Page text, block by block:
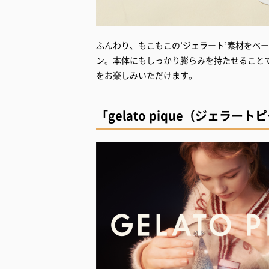
ふんわり、もこもこの’ジェラート’素材を
ン。本体にもしっかり膨らみを持たせるこ
をお楽しみいただけます。
「gelato pique（ジェラート